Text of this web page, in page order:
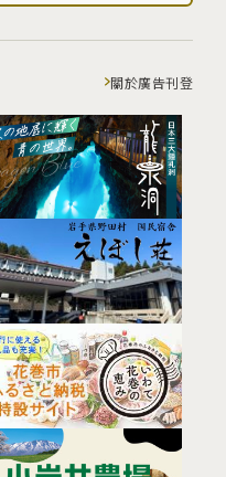
關於廣告刊登